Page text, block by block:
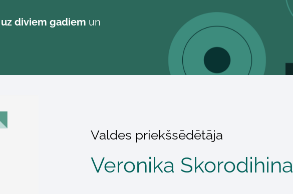
uz diviem gadiem un
Valdes priekšsēdētāja
Veronika Skorodihina